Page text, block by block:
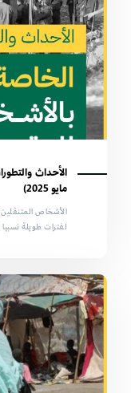
مايو 2025)
الأشخاص
لفترات طويلة